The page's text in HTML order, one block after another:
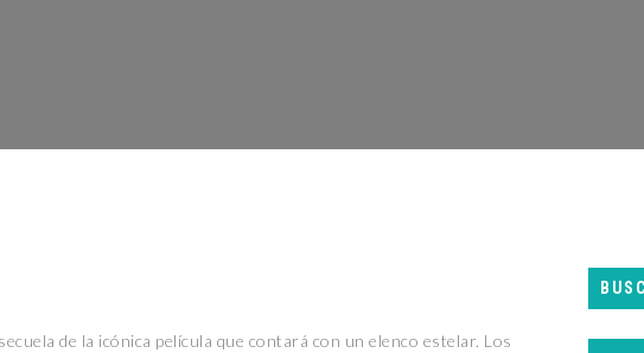
de la icónica película que contará con un elenco estelar. Los